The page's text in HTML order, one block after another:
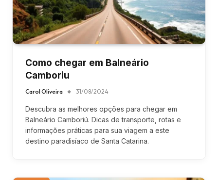
Como chegar em Balneário
Camboriu
Carol Oliveira 31/08/2024
Descubra as melhores opções para chegar em
Balneário Camboriú. Dicas de transporte, rotas e
informações práticas para sua viagem a este
destino paradisíaco de Santa Catarina.